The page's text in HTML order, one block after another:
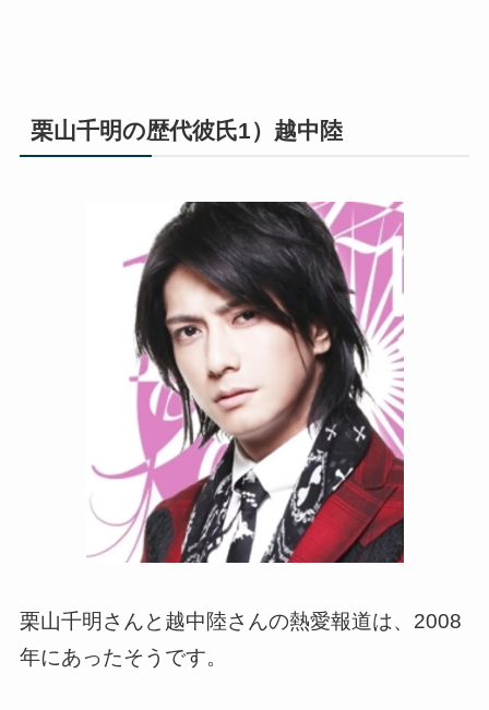
栗山千明の歴代彼氏1）越中陸
栗山千明さんと越中陸さんの熱愛報道は、2008
年にあったそうです。